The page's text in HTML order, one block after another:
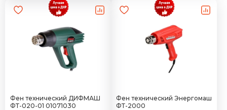
Фен технический ДИФМАШ
ФТ-020-01 01071030
Фен технический Энергомаш
ФТ-2000